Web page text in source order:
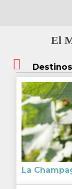
El
La